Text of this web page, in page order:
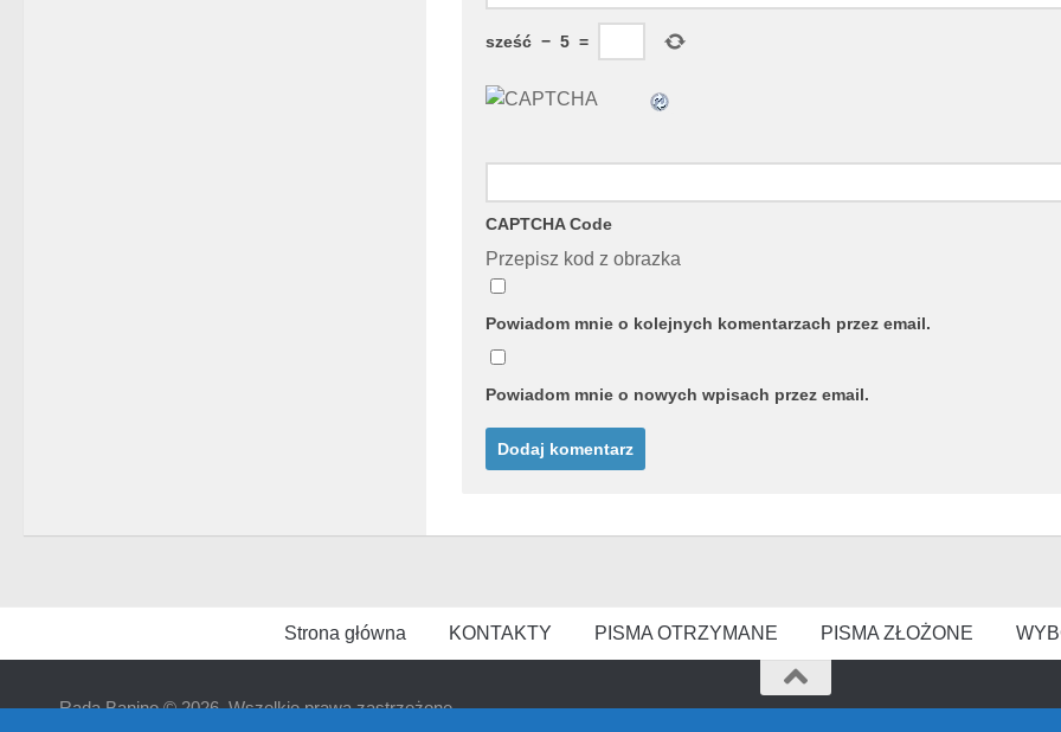
sześć − 5 =
CAPTCHA Code
Przepisz kod z obrazka
Powiadom mnie o kolejnych komentarzach przez email.
Powiadom mnie o nowych wpisach przez email.
Strona główna KONTAKTY PISMA OTRZYMANE PISMA ZŁOŻONE
Rada Banino © 2026. Wszelkie prawa zastrzeżone